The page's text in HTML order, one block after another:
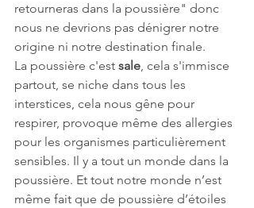
retourneras dans la poussière" donc
nous ne devrions pas dénigrer notre
origine ni notre destination finale.
La poussière c'est sale, cela s'immisce
partout, se niche dans tous les
interstices, cela nous gêne pour
respirer, provoque même des allergies
pour les organismes particulièrement
sensibles. Il y a tout un monde dans la
poussière. Et tout notre monde n’est
même fait que de poussière d’étoiles